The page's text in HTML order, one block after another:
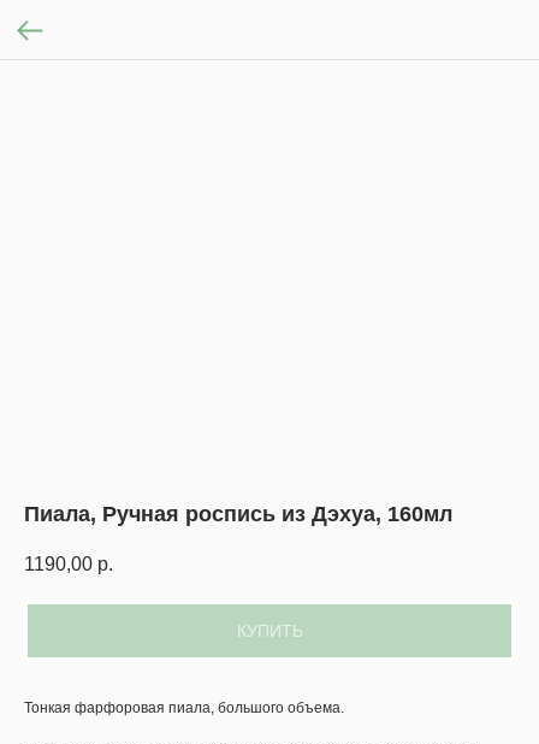
Пиала, Ручная роспись из Дэхуа, 160мл
1190,00 р.
КУПИТЬ
Тонкая фарфоровая пиала, большого объема.